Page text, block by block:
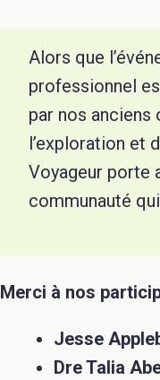
Alors que
professionnel
par nos anciens
l’exploration et
Voyageur porte
communauté
Merci à nos
Jesse
Dre Talia